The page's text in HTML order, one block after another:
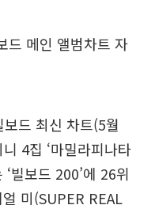
드 메인 앨범차트 자
드 최신 차트(5월
4집 ‘마밀라피나타
빌보드 200’에 26위
미(SUPER REAL